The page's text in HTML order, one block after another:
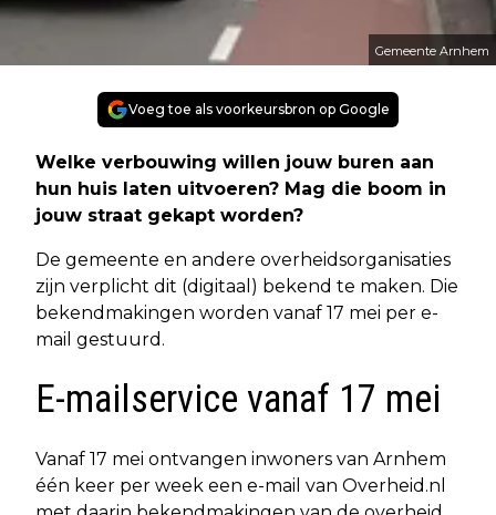
Gemeente Arnhem
Voeg toe als voorkeursbron op Google
Welke verbouwing willen jouw buren aan
hun huis laten uitvoeren? Mag die boom in
jouw straat gekapt worden?
De gemeente en andere overheidsorganisaties
zijn verplicht dit (digitaal) bekend te maken. Die
bekendmakingen worden vanaf 17 mei per e-
mail gestuurd.
E-mailservice vanaf 17 mei
Vanaf 17 mei ontvangen inwoners van Arnhem
één keer per week een e-mail van Overheid.nl